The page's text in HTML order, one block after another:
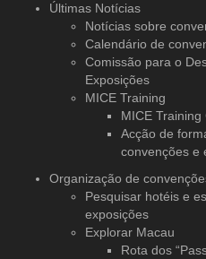
Últimas Notícias
Notícias sobre
Calendário de
Comissão para o
Exposições
MICE Training
MICE Training
Acção de
convenções e
Organização de
Pesquisar hotéis e
exposições
Explorar Macau
Rota dos